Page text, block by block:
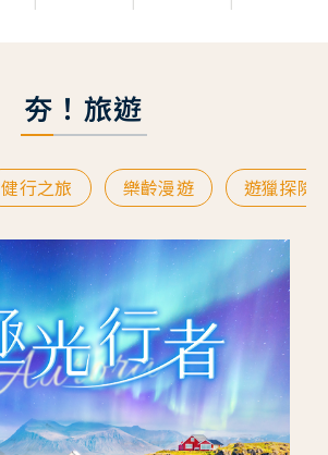
夯！旅遊
健行之旅 樂齡漫遊 遊獵探險